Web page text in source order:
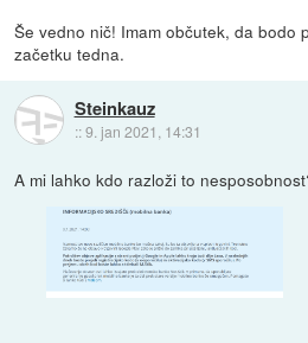
Še vedno nič! Imam občutek, da bodo
začetku tedna.
Steinkauz
::9. jan 2021, 14:31
A mi lahko kdo razloži to